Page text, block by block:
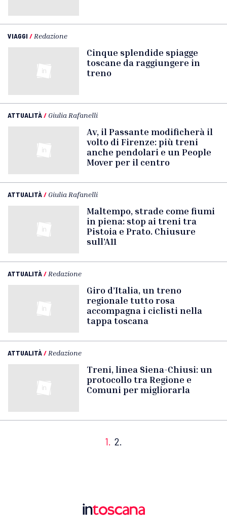
VIAGGI / Redazione
Cinque splendide spiagge
toscane da raggiungere in
treno
ATTUALITÀ/ Giulia Rafanelli
Av, il Passante modificherà il
volto di Firenze: più treni
anche pendolari e un People
Mover per il centro
ATTUALITÀ/ Giulia Rafanelli
Maltempo, strade come fiumi
in piena: stop ai treni tra
Pistoia e Prato. Chiusure
sull’A11
ATTUALITÀ/ Redazione
Giro d’Italia, un treno
regionale tutto rosa
accompagna i ciclisti nella
tappa toscana
ATTUALITÀ/ Redazione
Treni, linea Siena-Chiusi: un
protocollo tra Regione e
Comuni per migliorarla
1. 2.